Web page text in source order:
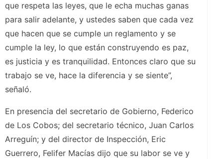
que respeta las leyes, que le echa muchas ganas
para salir adelante, y ustedes saben que cada vez
que hacen que se cumple un reglamento y se
cumple la ley, lo que están construyendo es paz,
es justicia y es tranquilidad. Entonces claro que su
trabajo se ve, hace la diferencia y se siente”,
señaló.
En presencia del secretario de Gobierno, Federico
de Los Cobos; del secretario técnico, Juan Carlos
Arreguín; y del director de Inspección, Eric
Guerrero, Felifer Macías dijo que su labor se ve y